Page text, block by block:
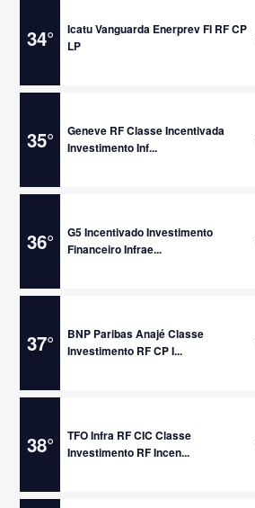
34°
Icatu Vanguarda Enerprev FI RF CP
LP
35°
Geneve RF Classe Incentivada
Investimento Inf...
36°
G5 Incentivado Investimento
Financeiro Infrae...
37°
BNP Paribas Anajé Classe
Investimento RF CP I...
38°
TFO Infra RF CIC Classe
Investimento RF Incen...